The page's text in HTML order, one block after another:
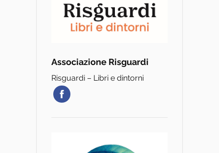
Associazione Risguardi
Risguardi – Libri e dintorni